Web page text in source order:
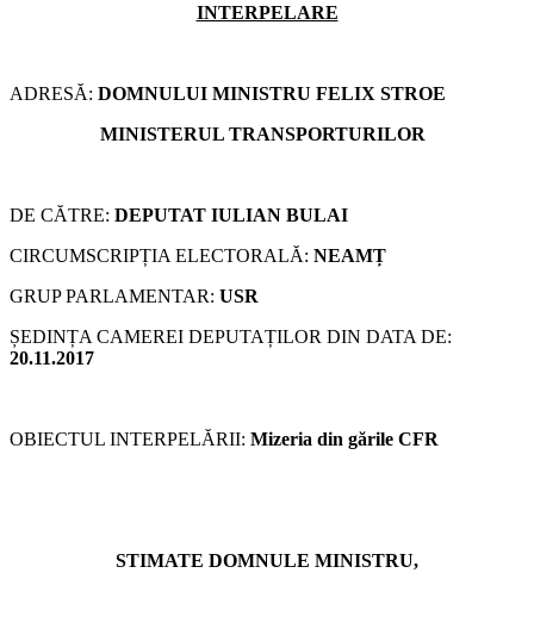
INTERPELARE
ADRESĂ: DOMNULUI MINISTRU FELIX STROE
MINISTERUL TRANSPORTURILOR
DE CĂTRE: DEPUTAT IULIAN BULAI
CIRCUMSCRIPȚIA ELECTORALĂ: NEAMȚ
GRUP PARLAMENTAR: USR
ȘEDINȚA CAMEREI DEPUTAȚILOR DIN DATA DE:
20.11.2017
OBIECTUL INTERPELĂRII: Mizeria din gările CFR
STIMATE DOMNULE MINISTRU,